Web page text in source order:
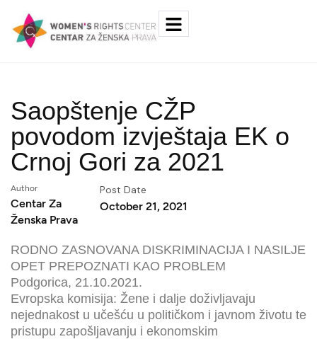
Saopštenje CŽP
povodom izvještaja EK o
Crnoj Gori za 2021
Author
Centar Za
Ženska Prava
Post Date
October 21, 2021
RODNO ZASNOVANA DISKRIMINACIJA I NASILJE
OPET PREPOZNATI KAO PROBLEM
Podgorica, 21.10.2021.
Evropska komisija: Žene i dalje doživljavaju
nejednakost u učešću u političkom i javnom životu te
pristupu zapošljavanju i ekonomskim